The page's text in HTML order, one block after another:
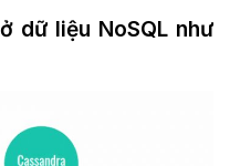
dữ liệu NoSQL như